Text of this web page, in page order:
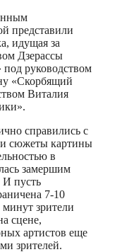
представили
идущая за
Дзерассы
руководством
«Скорбящий
Виталия
справились с
сюжеты картины
в
замершим
И пусть
7-10
зрители
сцене,
артистов еще
зрителей.